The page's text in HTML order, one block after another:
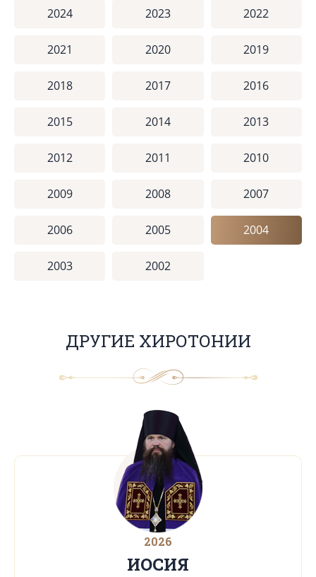
2024 2023 2022
2021 2020 2019
2018 2017 2016
2015 2014 2013
2012 2011 2010
2009 2008 2007
2006 2005 2004
2003 2002
ДРУГИЕ ХИРОТОНИИ
2026
ИОСИЯ